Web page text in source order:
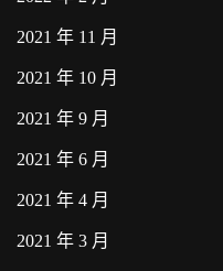
2021 年 11 月
2021 年 10 月
2021 年 9 月
2021 年 6 月
2021 年 4 月
2021 年 3 月